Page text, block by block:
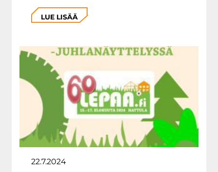
LUE LISÄÄ
22.7.2024